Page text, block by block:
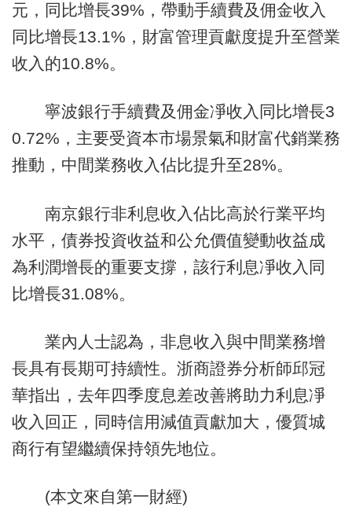
元，同比增長39%，帶動手續費及佣金收入
同比增長13.1%，財富管理貢獻度提升至營業
收入的10.8%。
寧波銀行手續費及佣金凈收入同比增長3
0.72%，主要受資本市場景氣和財富代銷業務
推動，中間業務收入佔比提升至28%。
南京銀行非利息收入佔比高於行業平均
水平，債券投資收益和公允價值變動收益成
為利潤增長的重要支撐，該行利息凈收入同
比增長31.08%。
業內人士認為，非息收入與中間業務增
長具有長期可持續性。浙商證券分析師邱冠
華指出，去年四季度息差改善將助力利息凈
收入回正，同時信用減值貢獻加大，優質城
商行有望繼續保持領先地位。
(本文來自第一財經)